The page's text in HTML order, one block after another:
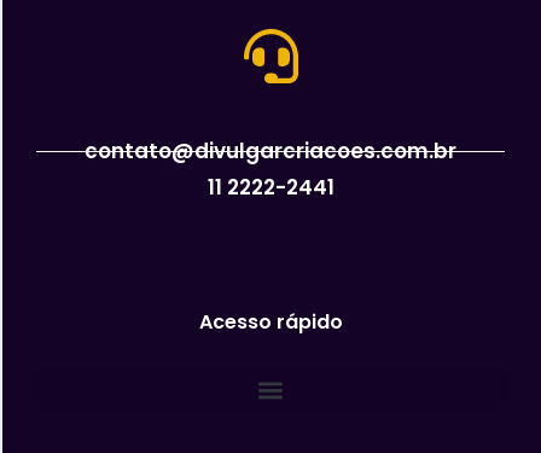
contato@divulgarcriacoes.com.br
11 2222-2441
Acesso rápido